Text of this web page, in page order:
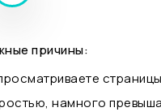
причины:
намного